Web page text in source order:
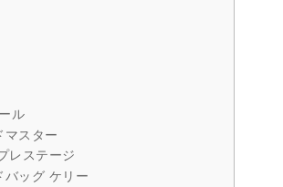
ル
マスター
レステージ
バッグ ケリー